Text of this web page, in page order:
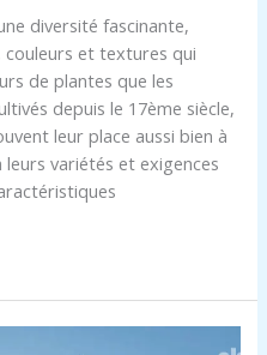
diversité fascinante,
et textures qui
de plantes que les
depuis le 17ème siècle,
leur place aussi bien à
leurs variétés et exigences